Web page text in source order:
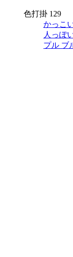
色打掛 129
かっこ
人っぽ
プル ブ